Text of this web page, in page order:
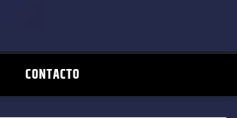
CONTACTO